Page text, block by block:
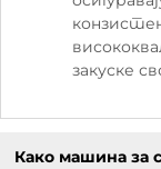
закуске
Како машина за